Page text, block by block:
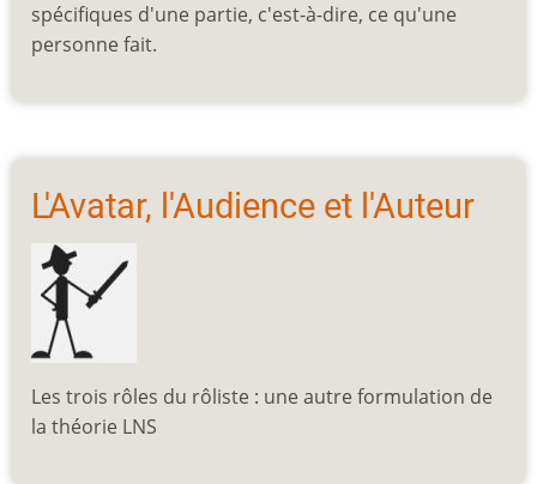
spécifiques d'une partie, c'est-à-dire, ce qu'une
personne fait.
L'Avatar, l'Audience et l'Auteur
Les trois rôles du rôliste : une autre formulation de
la théorie LNS